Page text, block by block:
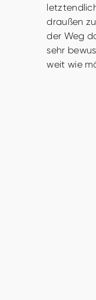
draußen
der Weg
sehr
weit wie